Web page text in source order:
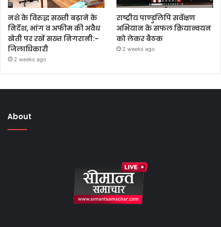
नशे के विरुद्ध सख्ती बढ़ाने के
निर्देश, भांग व अफीम की अवैध
खेती पर रखें सख्त निगरानी:-
जिलाधिकारी
2 weeks ago
राष्ट्रीय पाण्डुलिपि सर्वेक्षण
अभियान के सफल क्रियान्वयन
को लेकर बैठक
2 weeks ago
About